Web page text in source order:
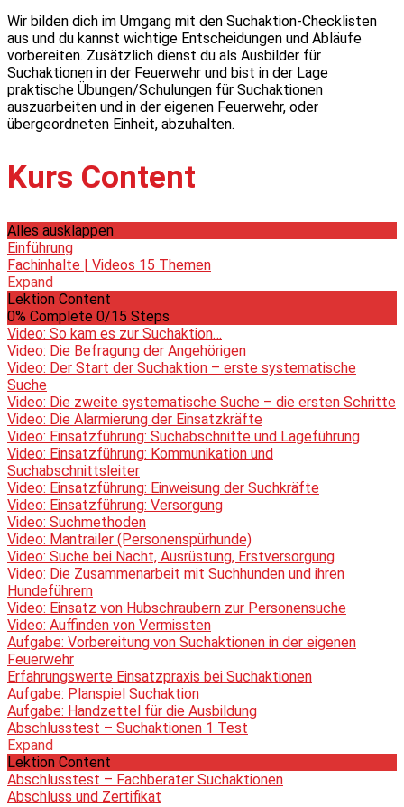
Wir bilden dich im Umgang mit den Suchaktion-Checklisten
aus und du kannst wichtige Entscheidungen und Abläufe
vorbereiten. Zusätzlich dienst du als Ausbilder für
Suchaktionen in der Feuerwehr und bist in der Lage
praktische Übungen/Schulungen für Suchaktionen
auszuarbeiten und in der eigenen Feuerwehr, oder
übergeordneten Einheit, abzuhalten.
Kurs Content
Alles ausklappen
Einführung
Fachinhalte | Videos 15 Themen
Expand
Lektion Content
0% Complete 0/15 Steps
Video: So kam es zur Suchaktion…
Video: Die Befragung der Angehörigen
Video: Der Start der Suchaktion – erste systematische
Suche
Video: Die zweite systematische Suche – die ersten Schritte
Video: Die Alarmierung der Einsatzkräfte
Video: Einsatzführung: Suchabschnitte und Lageführung
Video: Einsatzführung: Kommunikation und
Suchabschnittsleiter
Video: Einsatzführung: Einweisung der Suchkräfte
Video: Einsatzführung: Versorgung
Video: Suchmethoden
Video: Mantrailer (Personenspürhunde)
Video: Suche bei Nacht, Ausrüstung, Erstversorgung
Video: Die Zusammenarbeit mit Suchhunden und ihren
Hundeführern
Video: Einsatz von Hubschraubern zur Personensuche
Video: Auffinden von Vermissten
Aufgabe: Vorbereitung von Suchaktionen in der eigenen
Feuerwehr
Erfahrungswerte Einsatzpraxis bei Suchaktionen
Aufgabe: Planspiel Suchaktion
Aufgabe: Handzettel für die Ausbildung
Abschlusstest – Suchaktionen 1 Test
Expand
Lektion Content
Abschlusstest – Fachberater Suchaktionen
Abschluss und Zertifikat